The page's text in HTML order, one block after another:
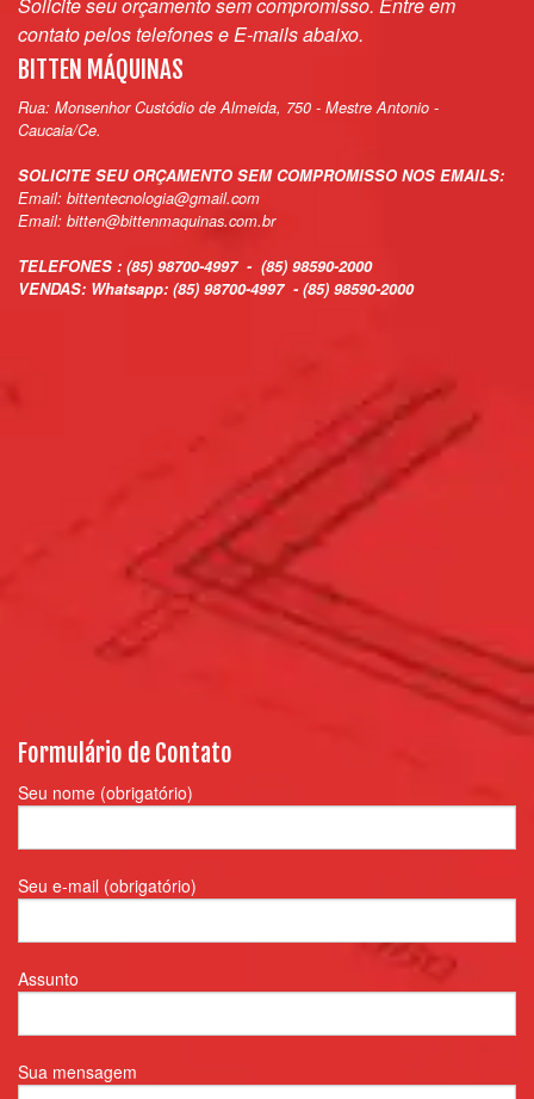
Solicite seu orçamento sem compromisso. Entre em
contato pelos telefones e E-mails abaixo.
BITTEN MÁQUINAS
Rua: Monsenhor Custódio de Almeida, 750 - Mestre Antonio -
Caucaia/Ce.
SOLICITE SEU ORÇAMENTO SEM COMPROMISSO NOS EMAILS:
Email: bittentecnologia@gmail.com
Email: bitten@bittenmaquinas.com.br
TELEFONES : (85) 98700-4997 - (85) 98590-2000
VENDAS: Whatsapp: (85) 98700-4997 - (85) 98590-2000
Formulário de Contato
Seu nome (obrigatório)
Seu e-mail (obrigatório)
Assunto
Sua mensagem